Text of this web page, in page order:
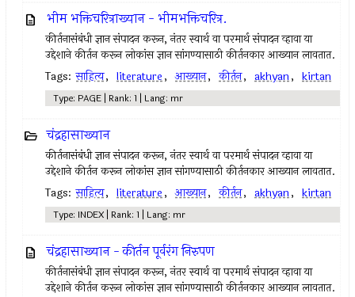
भीम भक्तिचरित्राख्यान - भीमभक्तिचरित्र.
कीर्तनासंबंधी ज्ञान संपादन करून, नंतर स्वार्थ वा परमार्थ संपादन व्हावा या
उद्देशाने कीर्तन करून लोकांस ज्ञान सांगण्यासाठी कीर्तनकार आख्यान लावतात.
Tags: साहित्य, literature, आख्यान, कीर्तन, akhyan, kirtan
Type: PAGE | Rank: 1 | Lang: mr
चंद्रहासाख्यान
कीर्तनासंबंधी ज्ञान संपादन करून, नंतर स्वार्थ वा परमार्थ संपादन व्हावा या
उद्देशाने कीर्तन करून लोकांस ज्ञान सांगण्यासाठी कीर्तनकार आख्यान लावतात.
Tags: साहित्य, literature, आख्यान, कीर्तन, akhyan, kirtan
Type: INDEX | Rank: 1 | Lang: mr
चंद्रहासाख्यान - कीर्तन पूर्वरंग निरुपण
कीर्तनासंबंधी ज्ञान संपादन करून, नंतर स्वार्थ वा परमार्थ संपादन व्हावा या
उद्देशाने कीर्तन करून लोकांस ज्ञान सांगण्यासाठी कीर्तनकार आख्यान लावतात.